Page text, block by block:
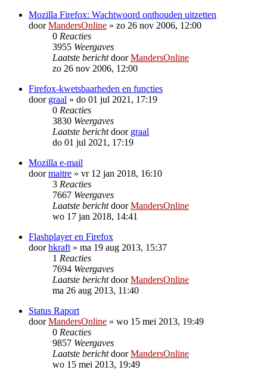
Mozilla Firefox: Wachtwoord onthouden uitzetten
doorMandersOnline » zo 26 nov 2006, 12:00
0 Reacties
3955 Weergaves
Laatste berichtdoorMandersOnline
zo 26 nov 2006, 12:00
Firefox-kwetsbaarheden en functies
door graal » do 01 jul 2021, 17:19
0 Reacties
3830 Weergaves
Laatste berichtdoor graal
do 01 jul 2021, 17:19
Mozilla e-mail
doormaitre » vr 12 jan 2018, 16:10
3 Reacties
7667 Weergaves
Laatste berichtdoorMandersOnline
wo 17 jan 2018, 14:41
Flashplayer en Firefox
doorhkraft » ma 19 aug 2013, 15:37
1 Reacties
7694 Weergaves
Laatste berichtdoorMandersOnline
ma 26 aug 2013, 11:40
Status Raport
doorMandersOnline » wo 15 mei 2013, 19:49
0 Reacties
9857 Weergaves
Laatste berichtdoorMandersOnline
wo 15 mei 2013, 19:49